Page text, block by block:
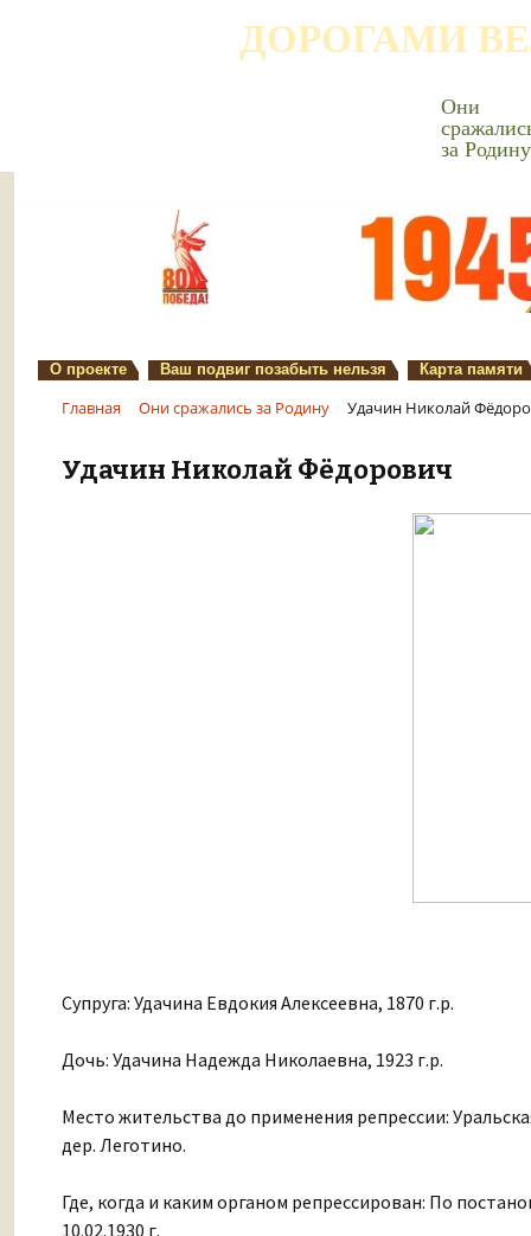
ДОРОГАМИ
Они
за Родину
О проекте Ваш подвиг позабыть нельзя Карта памяти
Главная Они сражались за Родину Удачин Николай
Удачин Николай Фёдорович
Супруга: Удачина Евдокия Алексеевна, 1870 г.р.
Дочь: Удачина Надежда Николаевна, 1923 г.р.
Место жительства до применения репрессии:
дер. Леготино.
Где, когда и каким органом репрессирован: По
10.02.1930 г.